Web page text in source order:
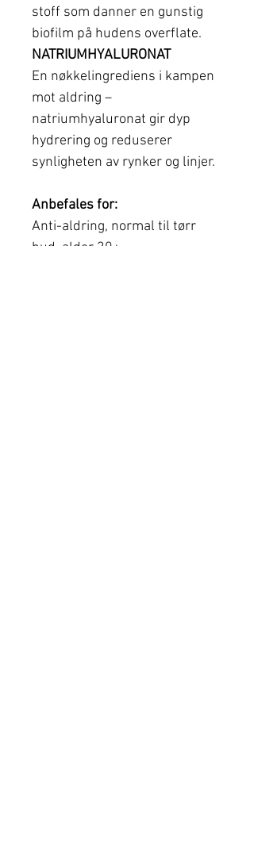
stoff som danner en gunstig
biofilm på hudens overflate.
NATRIUMHYALURONAT
En nøkkelingrediens i kampen
mot aldring –
natriumhyaluronat gir dyp
hydrering og reduserer
synligheten av rynker og linjer.
Anbefales for:
Anti-aldring, normal til tørr
hud, alder 30+